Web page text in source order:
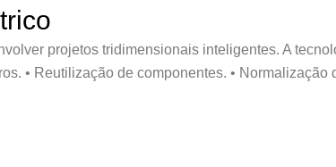
projetos tridimensionais inteligentes. A
• Reutilização de componentes. •